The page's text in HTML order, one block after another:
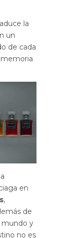
la
un
de cada
en
,
de
mundo y
no es